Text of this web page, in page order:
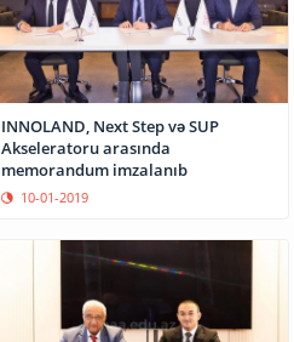
INNOLAND, Next Step və SUP
Akseleratoru arasında
memorandum imzalanıb
10-01-2019